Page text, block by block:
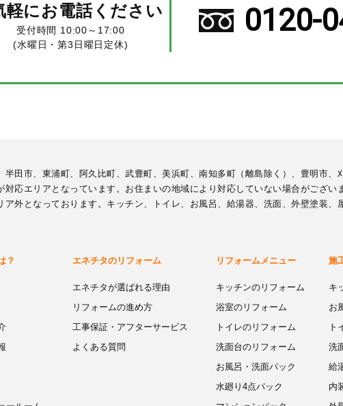
軽にお電話ください
受付時間 10:00～17:00
(水曜日・第3日曜日定休)
0120-
田市、東浦町、阿久比町、武豊町、美浜町、南知多町（離島除く）、豊明市、
応エリアとなっています。お住まいの地域により対応していない場合がござい
外となっております。キッチン、トイレ、お風呂、給湯器、洗面、外壁塗装、
？ エネチタのリフォーム
エネチタが選ばれる理由
リフォームの進め方
工事保証・アフターサービス
よくある質問
リフォームメニュー
キッチンのリフォーム
浴室のリフォーム
トイレのリフォーム
洗面台のリフォーム
お風呂・洗面パック
水廻り4点パック
施
キ
お
ト
洗
給
内